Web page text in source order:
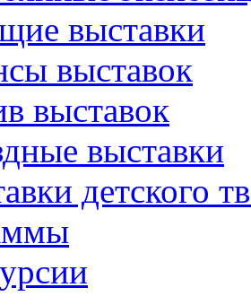
выставки
выставок
выставок
выставки
детского